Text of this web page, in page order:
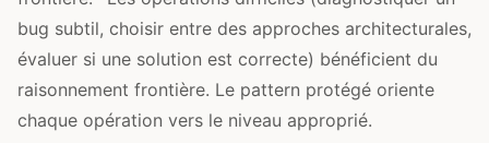
bug subtil, choisir entre des approches architecturales,
évaluer si une solution est correcte) bénéficient du
raisonnement frontière. Le pattern protégé oriente
chaque opération vers le niveau approprié.